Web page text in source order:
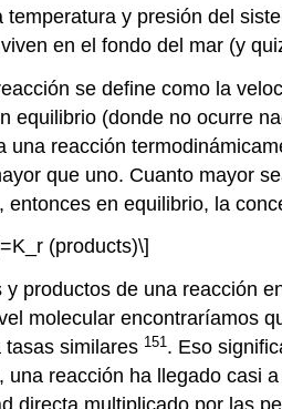
y presión del
en el fondo del mar (y
se define como la
equilibrio (donde no ocurre
una reacción
que uno. Cuanto mayor
en equilibrio, la
(products)\]
productos de una reacción
molecular encontraríamos
tasas similares 151 . Eso
reacción ha llegado casi